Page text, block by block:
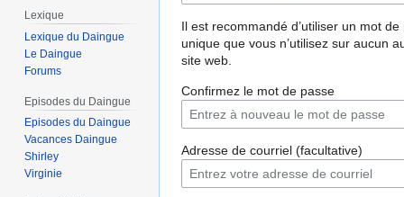
Il est recommandé d’utiliser un mot de
unique que vous n’utilisez sur aucun
site web.
Confirmez le mot de passe
Adresse de courriel (facultative)
Lexique
Lexique du Daingue
Le Daingue
Forums
Episodes du Daingue
Episodes du Daingue
Vacances Daingue
Shirley
Virginie